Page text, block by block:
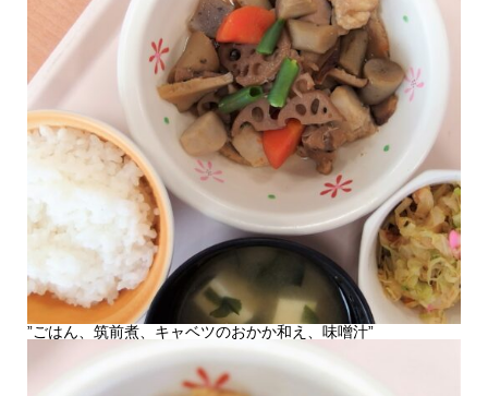
”ごはん、筑前煮、キャベツのおかか和え、味噌汁”